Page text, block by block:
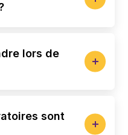
lors de
sont